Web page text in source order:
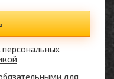
персональных
для